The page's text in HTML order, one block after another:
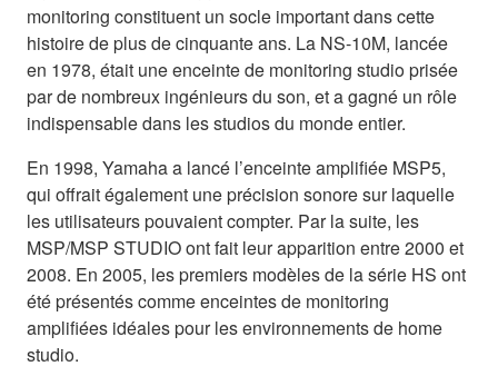
monitoring constituent un socle important dans cette
histoire de plus de cinquante ans. La NS-10M, lancée
en 1978, était une enceinte de monitoring studio prisée
par de nombreux ingénieurs du son, et a gagné un rôle
indispensable dans les studios du monde entier.
En 1998, Yamaha a lancé l’enceinte amplifiée MSP5,
qui offrait également une précision sonore sur laquelle
les utilisateurs pouvaient compter. Par la suite, les
MSP/MSP STUDIO ont fait leur apparition entre 2000 et
2008. En 2005, les premiers modèles de la série HS ont
été présentés comme enceintes de monitoring
amplifiées idéales pour les environnements de home
studio.